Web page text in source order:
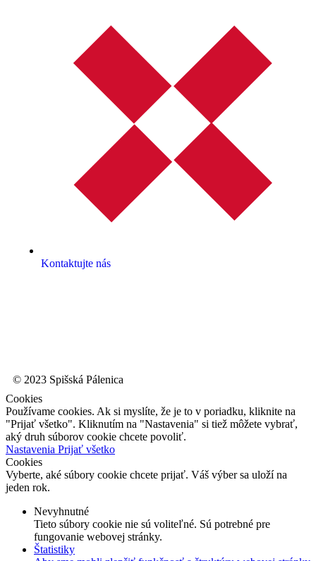
© 2023 Spišská Pálenica
Kontaktujte nás
Cookies
Používame cookies. Ak si myslíte, že je to v poriadku, kliknite na
"Prijať všetko". Kliknutím na "Nastavenia" si tiež môžete vybrať,
aký druh súborov cookie chcete povoliť.
Nastavenia Prijať všetko
Cookies
Vyberte, aké súbory cookie chcete prijať. Váš výber sa uloží na
jeden rok.
Nevyhnutné
Tieto súbory cookie nie sú voliteľné. Sú potrebné pre
fungovanie webovej stránky.
Štatistiky